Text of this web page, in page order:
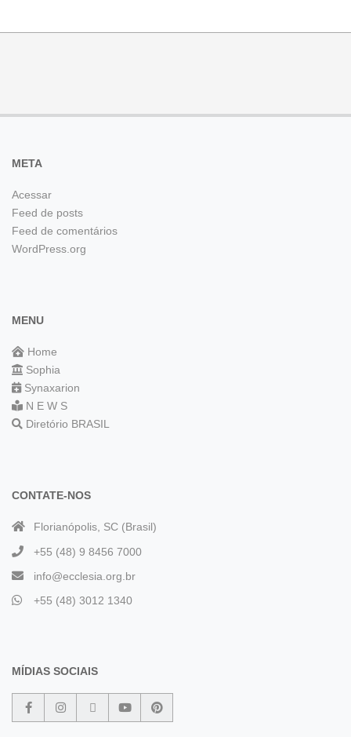
META
Acessar
Feed de posts
Feed de comentários
WordPress.org
MENU
Home
Sophia
Synaxarion
N E W S
Diretório BRASIL
CONTATE-NOS
Florianópolis, SC (Brasil)
+55 (48) 9 8456 7000
info@ecclesia.org.br
+55 (48) 3012 1340
MÍDIAS SOCIAIS